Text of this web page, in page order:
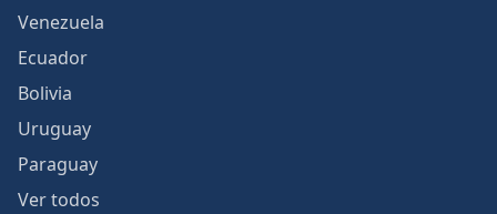
Venezuela
Ecuador
Bolivia
Uruguay
Paraguay
Ver todos